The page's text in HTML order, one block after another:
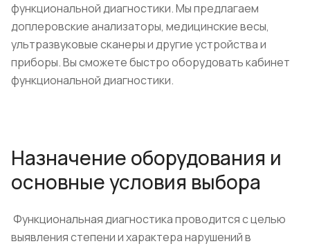
функциональной диагностики. Мы предлагаем
доплеровские анализаторы, медицинские весы,
ультразвуковые сканеры и другие устройства и
приборы. Вы сможете быстро оборудовать кабинет
функциональной диагностики.
Назначение оборудования и
основные условия выбора
Функциональная диагностика проводится с целью
выявления степени и характера нарушений в